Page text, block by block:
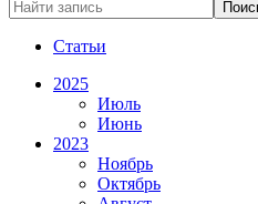
Статьи
2025
Июль
Июнь
2023
Ноябрь
Октябрь